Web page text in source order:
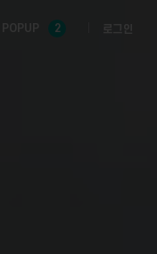
POPUP 2 로그인